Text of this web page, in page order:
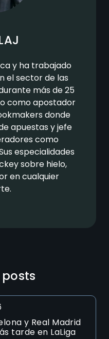
y ha trabajado
el sector de las
más de 25
como apostador
donde
apuestas y jefe
como
especialidades
sobre hielo,
en cualquier
y Real Madrid
tarde en LaLiga